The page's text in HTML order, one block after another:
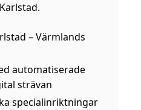
– Värmlands
automatiserade
strävan
specialinriktningar